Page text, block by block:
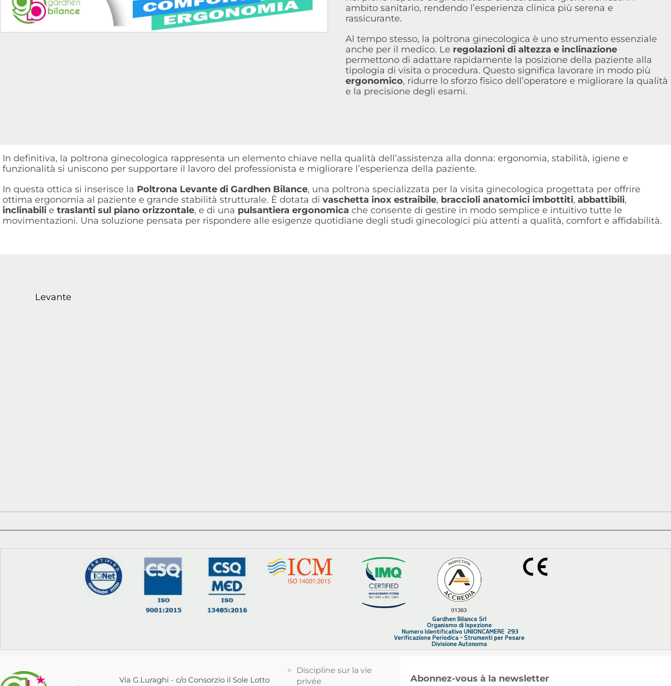
ambito sanitario, rendendo l’esperienza clinica più serena e
rassicurante.
Al tempo stesso, la poltrona ginecologica è uno strumento essenziale
anche per il medico. Le regolazioni di altezza e inclinazione
permettono di adattare rapidamente la posizione della paziente alla
tipologia di visita o procedura. Questo significa lavorare in modo più
ergonomico, ridurre lo sforzo fisico dell’operatore e migliorare la qualità
e la precisione degli esami.
In definitiva, la poltrona ginecologica rappresenta un elemento chiave nella qualità dell’assistenza alla donna: ergonomia, stabilità, igiene e
funzionalità si uniscono per supportare il lavoro del professionista e migliorare l’esperienza della paziente.
In questa ottica si inserisce la Poltrona Levante di Gardhen Bilance, una poltrona specializzata per la visita ginecologica progettata per offrire
ottima ergonomia al paziente e grande stabilità strutturale. È dotata di vaschetta inox estraibile, braccioli anatomici imbottiti, abbattibili,
inclinabili e traslanti sul piano orizzontale, e di una pulsantiera ergonomica che consente di gestire in modo semplice e intuitivo tutte le
movimentazioni. Una soluzione pensata per rispondere alle esigenze quotidiane degli studi ginecologici più attenti a qualità, comfort e affidabilità.
Levante
Via G.Luraghi - c/o Consorzio il Sole Lotto
Discipline sur la vie
privée
Abonnez-vous à la newsletter